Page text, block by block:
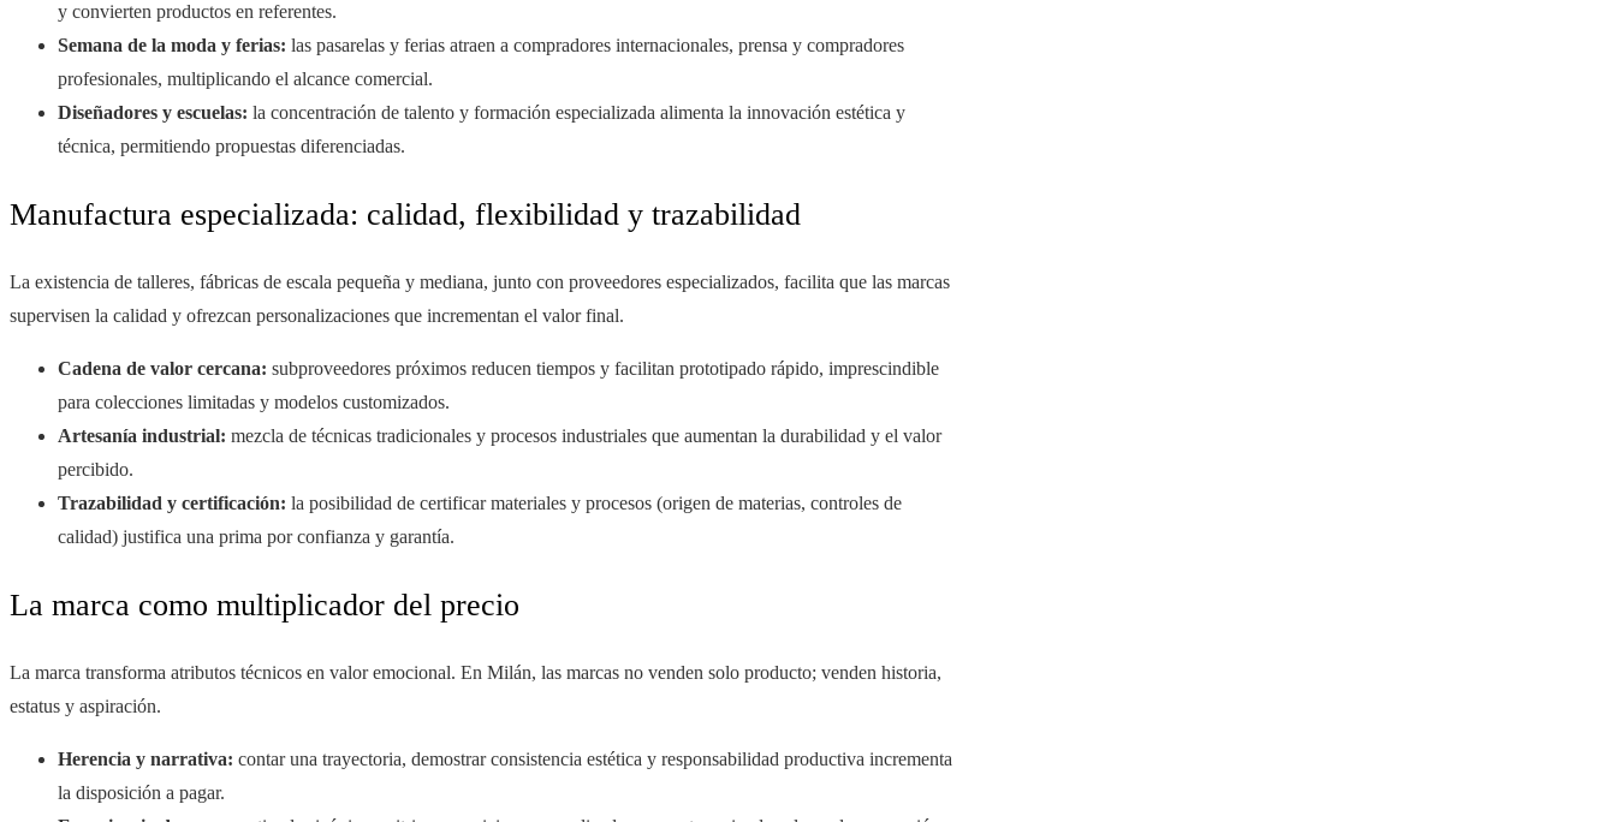
y convierten productos en referentes.
Semana de la moda y ferias: las pasarelas y ferias atraen a compradores internacionales, prensa y compradores
profesionales, multiplicando el alcance comercial.
Diseñadores y escuelas: la concentración de talento y formación especializada alimenta la innovación estética y
técnica, permitiendo propuestas diferenciadas.
Manufactura especializada: calidad, flexibilidad y trazabilidad
La existencia de talleres, fábricas de escala pequeña y mediana, junto con proveedores especializados, facilita que las marcas
supervisen la calidad y ofrezcan personalizaciones que incrementan el valor final.
Cadena de valor cercana: subproveedores próximos reducen tiempos y facilitan prototipado rápido, imprescindible
para colecciones limitadas y modelos customizados.
Artesanía industrial: mezcla de técnicas tradicionales y procesos industriales que aumentan la durabilidad y el valor
percibido.
Trazabilidad y certificación: la posibilidad de certificar materiales y procesos (origen de materias, controles de
calidad) justifica una prima por confianza y garantía.
La marca como multiplicador del precio
La marca transforma atributos técnicos en valor emocional. En Milán, las marcas no venden solo producto; venden historia,
estatus y aspiración.
Herencia y narrativa: contar una trayectoria, demostrar consistencia estética y responsabilidad productiva incrementa
la disposición a pagar.